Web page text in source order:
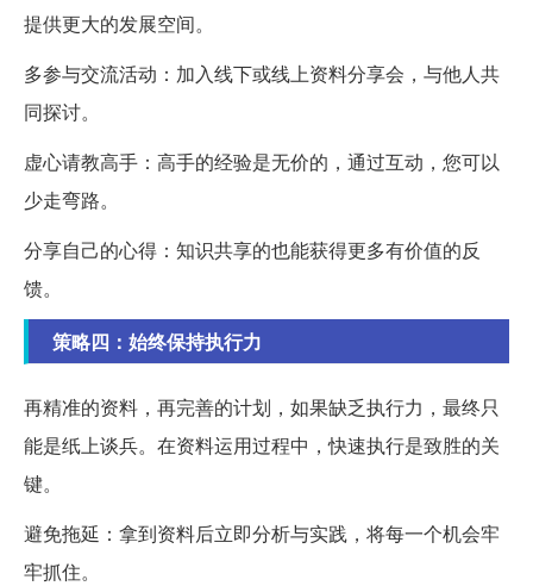
提供更大的发展空间。
多参与交流活动：加入线下或线上资料分享会，与他人共
同探讨。
虚心请教高手：高手的经验是无价的，通过互动，您可以
少走弯路。
分享自己的心得：知识共享的也能获得更多有价值的反
馈。
策略四：始终保持执行力
再精准的资料，再完善的计划，如果缺乏执行力，最终只
能是纸上谈兵。在资料运用过程中，快速执行是致胜的关
键。
避免拖延：拿到资料后立即分析与实践，将每一个机会牢
牢抓住。